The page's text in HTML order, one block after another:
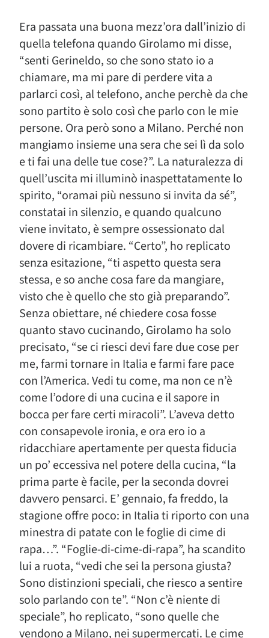
Era passata una buona mezz’ora dall’inizio di
quella telefona quando Girolamo mi disse,
“senti Gerineldo, so che sono stato io a
chiamare, ma mi pare di perdere vita a
parlarci così, al telefono, anche perchè da che
sono partito è solo così che parlo con le mie
persone. Ora però sono a Milano. Perché non
mangiamo insieme una sera che sei lì da solo
e ti fai una delle tue cose?”. La naturalezza di
quell’uscita mi illuminò inaspettatamente lo
spirito, “oramai più nessuno si invita da sé”,
constatai in silenzio, e quando qualcuno
viene invitato, è sempre ossessionato dal
dovere di ricambiare. “Certo”, ho replicato
senza esitazione, “ti aspetto questa sera
stessa, e so anche cosa fare da mangiare,
visto che è quello che sto già preparando”.
Senza obiettare, né chiedere cosa fosse
quanto stavo cucinando, Girolamo ha solo
precisato, “se ci riesci devi fare due cose per
me, farmi tornare in Italia e farmi fare pace
con l’America. Vedi tu come, ma non ce n’è
come l’odore di una cucina e il sapore in
bocca per fare certi miracoli”. L’aveva detto
con consapevole ironia, e ora ero io a
ridacchiare apertamente per questa fiducia
un po’ eccessiva nel potere della cucina, “la
prima parte è facile, per la seconda dovrei
davvero pensarci. E’ gennaio, fa freddo, la
stagione offre poco: in Italia ti riporto con una
minestra di patate con le foglie di cime di
rapa…”. “Foglie-di-cime-di-rapa”, ha scandito
lui a ruota, “vedi che sei la persona giusta?
Sono distinzioni speciali, che riesco a sentire
solo parlando con te”. “Non c’è niente di
speciale”, ho replicato, “sono quelle che
vendono a Milano, nei supermercati. Le cime